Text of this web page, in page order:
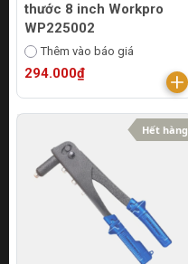
thước 8 inch Workpro
WP225002
Thêm vào báo giá
294.000₫
Hết hàng